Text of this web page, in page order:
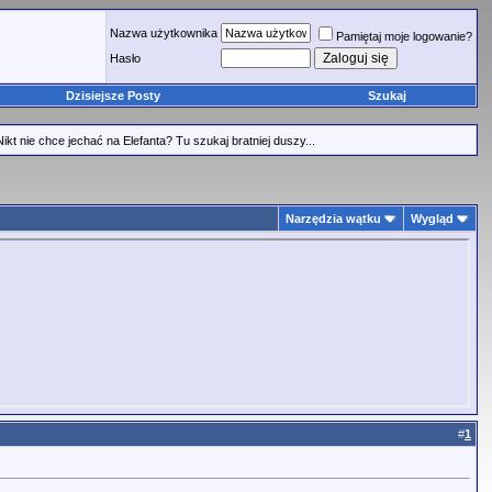
Nazwa użytkownika
Pamiętaj moje logowanie?
Hasło
Dzisiejsze Posty Szukaj
nie chce jechać na Elefanta? Tu szukaj bratniej duszy...
Narzędzia wątku Wygląd
#1